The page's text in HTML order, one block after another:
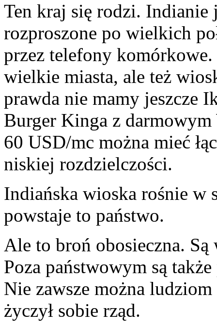
Ten kraj się rodzi. Indianie
rozproszone po wielkich
przez telefony
wielkie miasta, ale też
prawda nie mamy jeszcze
Burger Kinga z
60 USD/mc można mieć
niskiej rozdzielczości.
Indiańska wioska rośnie w
powstaje to państwo.
Ale to broń obosieczna.
Poza państwowym są
Nie zawsze można
życzył sobie rząd.